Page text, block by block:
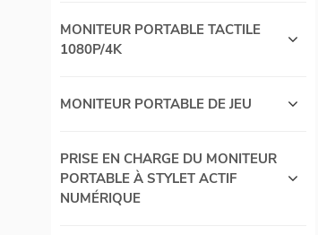
MONITEUR PORTABLE TACTILE
1080P/4K
MONITEUR PORTABLE DE JEU
PRISE EN CHARGE DU MONITEUR
PORTABLE À STYLET ACTIF
NUMÉRIQUE